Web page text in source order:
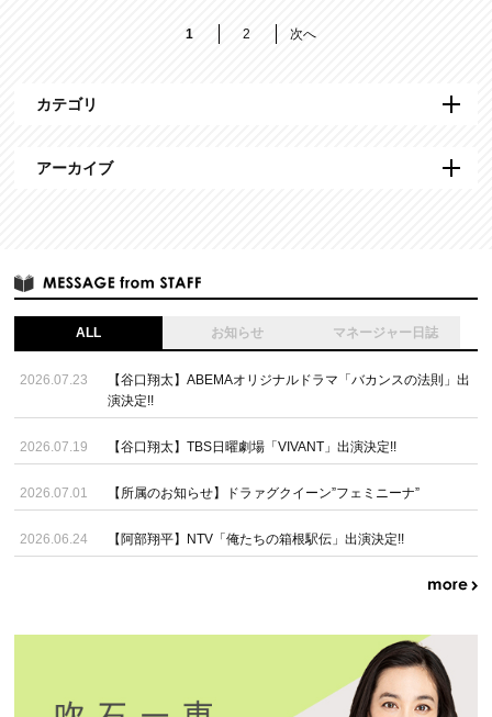
1 2 次へ
カテゴリ
アーカイブ
ALL お知らせ マネージャー日誌
2026.07.23
【谷口翔太】ABEMAオリジナルドラマ「バカンスの法則」出
演決定!!
2026.07.19 【谷口翔太】TBS日曜劇場「VIVANT」出演決定!!
2026.07.01 【所属のお知らせ】ドラァグクイーン”フェミニーナ”
2026.06.24 【阿部翔平】NTV「俺たちの箱根駅伝」出演決定!!